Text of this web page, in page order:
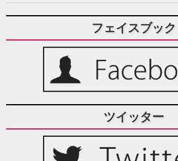
フェイスブック
ツイッター